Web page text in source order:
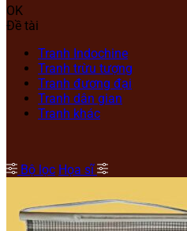
OK
Đề tài
Tranh Indochine
Tranh trừu tượng
Tranh đương đại
Tranh dân gian
Tranh khác
Bộ lọc Họa sĩ